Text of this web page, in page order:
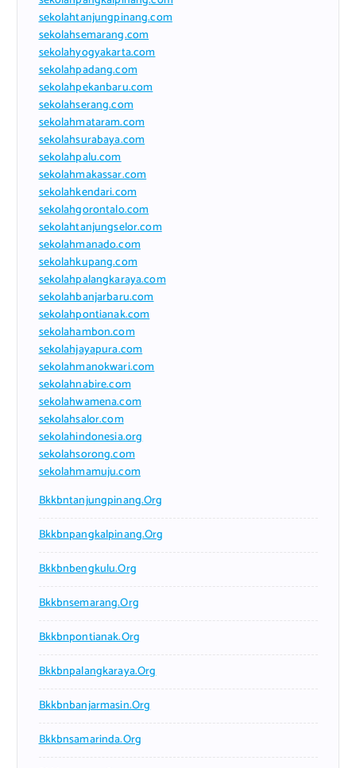
sekolahtanjungpinang.com
sekolahsemarang.com
sekolahyogyakarta.com
sekolahpadang.com
sekolahpekanbaru.com
sekolahserang.com
sekolahmataram.com
sekolahsurabaya.com
sekolahpalu.com
sekolahmakassar.com
sekolahkendari.com
sekolahgorontalo.com
sekolahtanjungselor.com
sekolahmanado.com
sekolahkupang.com
sekolahpalangkaraya.com
sekolahbanjarbaru.com
sekolahpontianak.com
sekolahambon.com
sekolahjayapura.com
sekolahmanokwari.com
sekolahnabire.com
sekolahwamena.com
sekolahsalor.com
sekolahindonesia.org
sekolahsorong.com
sekolahmamuju.com
Bkkbntanjungpinang.org
Bkkbnpangkalpinang.org
Bkkbnbengkulu.org
Bkkbnsemarang.org
Bkkbnpontianak.org
Bkkbnpalangkaraya.org
Bkkbnbanjarmasin.org
Bkkbnsamarinda.org